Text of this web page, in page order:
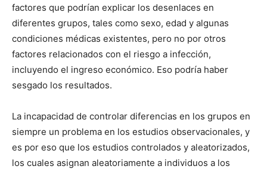
factores que podrían explicar los desenlaces en
diferentes grupos, tales como sexo, edad y algunas
condiciones médicas existentes, pero no por otros
factores relacionados con el riesgo a infección,
incluyendo el ingreso económico. Eso podría haber
sesgado los resultados.
La incapacidad de controlar diferencias en los grupos en
siempre un problema en los estudios observacionales, y
es por eso que los estudios controlados y aleatorizados,
los cuales asignan aleatoriamente a individuos a los